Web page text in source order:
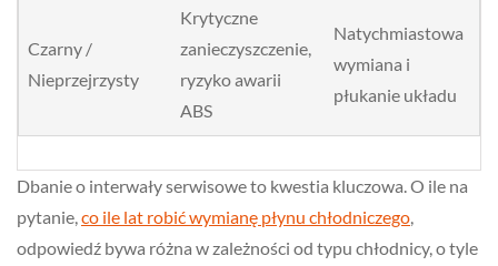
Czarny /
Nieprzejrzysty
Krytyczne
zanieczyszczenie,
ryzyko awarii
ABS
Natychmiastowa
wymiana i
płukanie układu
Dbanie o interwały serwisowe to kwestia kluczowa. O ile na
pytanie, co ile lat robić wymianę płynu chłodniczego
odpowiedź bywa różna w zależności od typu chłodnicy, o tyle